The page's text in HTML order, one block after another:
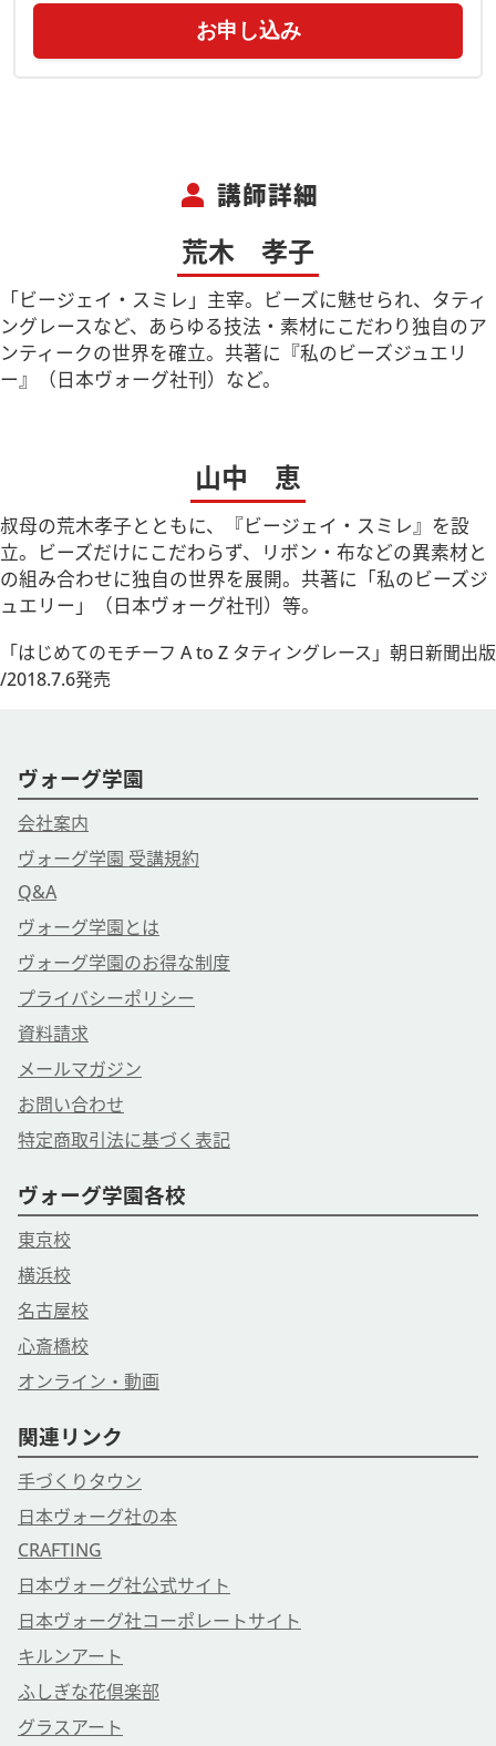
お申し込み
person 講師詳細
荒木 孝子
「ビージェイ・スミレ」主宰。ビーズに魅せられ、タティ
ングレースなど、あらゆる技法・素材にこだわり独自のア
ンティークの世界を確立。共著に『私のビーズジュエリ
ー』（日本ヴォーグ社刊）など。
山中 恵
叔母の荒木孝子とともに、『ビージェイ・スミレ』を設
立。ビーズだけにこだわらず、リボン・布などの異素材と
の組み合わせに独自の世界を展開。共著に「私のビーズジ
ュエリー」（日本ヴォーグ社刊）等。
「はじめてのモチーフ A to Z タティングレース」朝日新聞出版
/2018.7.6発売
ヴォーグ学園
会社案内
ヴォーグ学園 受講規約
Q&A
ヴォーグ学園とは
ヴォーグ学園のお得な制度
プライバシーポリシー
資料請求
メールマガジン
お問い合わせ
特定商取引法に基づく表記
ヴォーグ学園各校
東京校
横浜校
名古屋校
心斎橋校
オンライン・動画
関連リンク
手づくりタウン
日本ヴォーグ社の本
CRAFTING
日本ヴォーグ社公式サイト
日本ヴォーグ社コーポレートサイト
キルンアート
ふしぎな花倶楽部
グラスアート